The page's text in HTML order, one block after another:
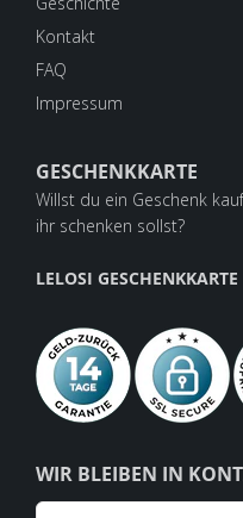
WIR BLEIBEN IN
Kontakt
FAQ
Impressum
GESCHENKKARTE
Willst du ein Geschenk
ihr schenken sollst?
LELOSI GESCHENKKARTE